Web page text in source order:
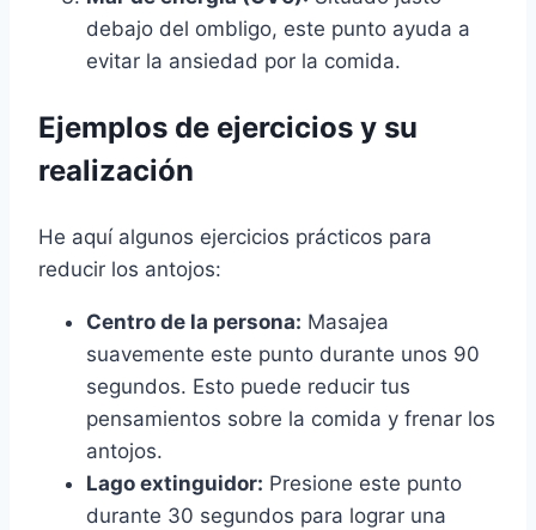
debajo del ombligo, este punto ayuda a
evitar la ansiedad por la comida.
Ejemplos de ejercicios y su
realización
He aquí algunos ejercicios prácticos para
reducir los antojos:
Centro de la persona: Masajea
suavemente este punto durante unos 90
segundos. Esto puede reducir tus
pensamientos sobre la comida y frenar los
antojos.
Lago extinguidor: Presione este punto
durante 30 segundos para lograr una